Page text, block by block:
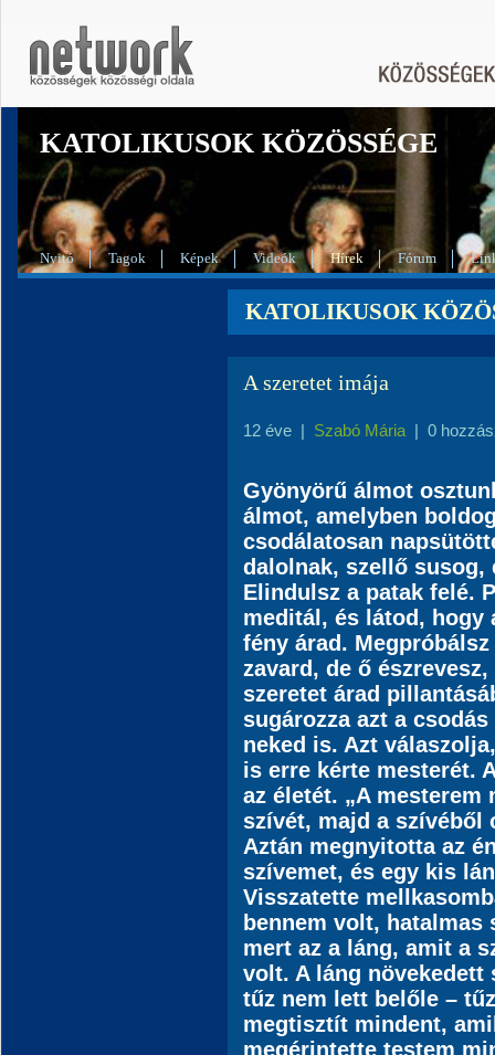
KATOLIKUSOK KÖZÖSSÉGE
Nyitó Tagok Képek Videók Hírek Fórum
KATOLIKUSOK
A szeretet imája
12 éve | Szabó Mária | 0
Gyönyörű álmot
álmot, amelyben
csodálatosan
dalolnak, szellő susog,
Elindulsz a patak felé.
meditál, és látod, hogy
fény árad.
zavard, de ő
szeretet árad
sugározza azt a
neked is. Azt
is erre kérte mesterét.
az életét. „A
szívét, majd a szívéből
Aztán megnyitotta az
szívemet, és egy kis
Visszatette
bennem volt, hatalmas
mert az a láng, amit a
volt. A láng növekedett
tűz nem lett belőle –
megtisztít mindent,
megérintette testem